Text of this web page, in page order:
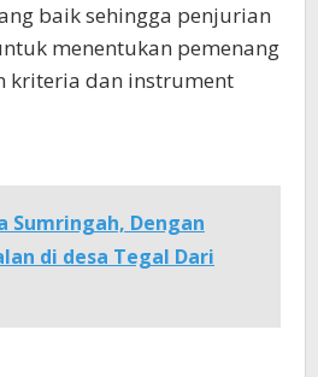
baik sehingga penjurian
menentukan pemenang
kriteria dan instrument
Sumringah, Dengan
di desa Tegal Dari